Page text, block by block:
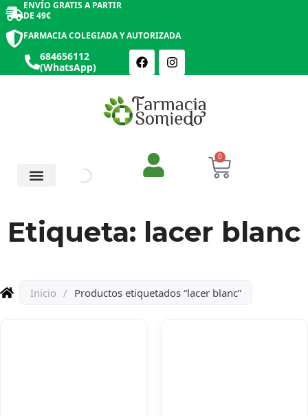
ENVÍO GRATIS A PARTIR
DE 49€
FARMACIA COLEGIADA Y AUTORIZADA
684656112
(WhatsApp)
0
Etiqueta: lacer blanc
Inicio / Productos etiquetados “lacer blanc”